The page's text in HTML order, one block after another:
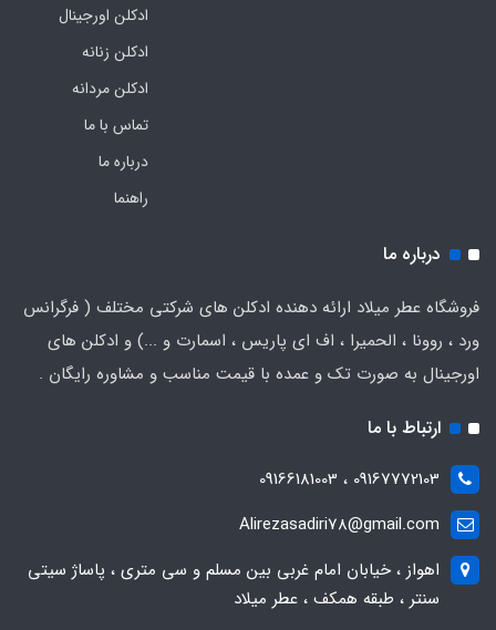
ادکلن اورجینال
ادکلن زنانه
ادکلن مردانه
تماس با ما
درباره ما
راهنما
درباره ما
فروشگاه عطر میلاد ارائه دهنده ادکلن های شرکتی مختلف ( فرگرانس
ورد ، روونا ، الحمیرا ، اف ای پاریس ، اسمارت و ...) و ادکلن های
اورجینال به صورت تک و عمده با قیمت مناسب و مشاوره رایگان .
ارتباط با ما
09167772103 ، 09166181003
Alirezasadiri78@gmail.com
اهواز ، خیابان امام غربی بین مسلم و سی متری ، پاساژ سیتی
سنتر ، طبقه همکف ، عطر میلاد